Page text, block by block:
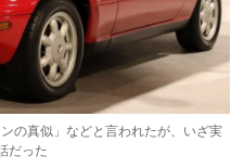
の真似」などと言われたが、いざ実
だった